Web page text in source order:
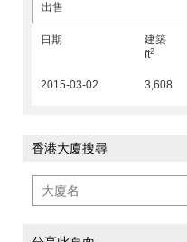
出售
日期
建築
ft2
2015-03-02 3,608
香港大廈搜尋